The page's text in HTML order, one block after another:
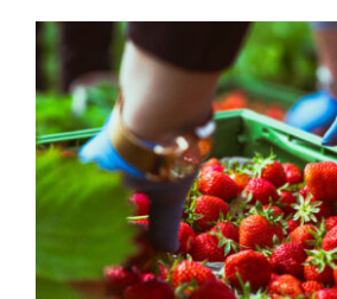
Startfreigabe für
Herkunftskennzeichen
Allgemein